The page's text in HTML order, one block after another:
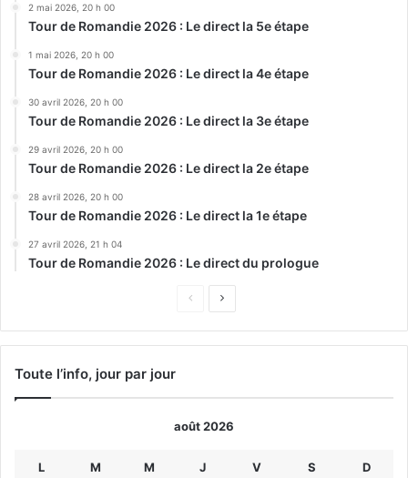
2 mai 2026, 20 h 00
Tour de Romandie 2026 : Le direct la 5e étape
1 mai 2026, 20 h 00
Tour de Romandie 2026 : Le direct la 4e étape
30 avril 2026, 20 h 00
Tour de Romandie 2026 : Le direct la 3e étape
29 avril 2026, 20 h 00
Tour de Romandie 2026 : Le direct la 2e étape
28 avril 2026, 20 h 00
Tour de Romandie 2026 : Le direct la 1e étape
27 avril 2026, 21 h 04
Tour de Romandie 2026 : Le direct du prologue
Page
Page
Toute l’info, jour par jour
août 2026
L M M J V S D